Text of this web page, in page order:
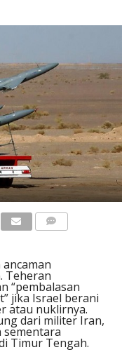
Teheran
“pembalasan
jika Israel berani
atau nuklirnya.
dari militer Iran,
sementara
Timur Tengah.